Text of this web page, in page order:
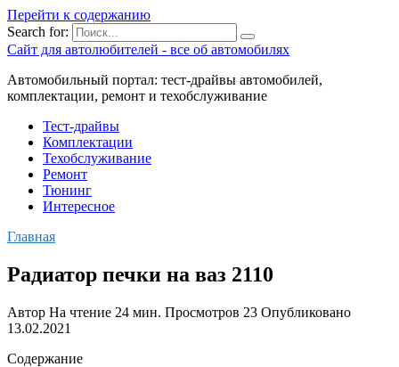
Перейти к содержанию
Search for:
Сайт для автолюбителей - все об автомобилях
Автомобильный портал: тест-драйвы автомобилей,
комплектации, ремонт и техобслуживание
Тест-драйвы
Комплектации
Техобслуживание
Ремонт
Тюнинг
Интересное
Главная
Радиатор печки на ваз 2110
Автор На чтение 24 мин. Просмотров 23 Опубликовано
13.02.2021
Содержание